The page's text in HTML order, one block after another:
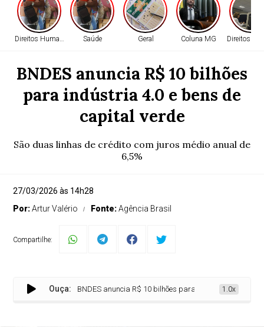
Direitos Humanos Saúde Geral Coluna MG Direitos
BNDES anuncia R$ 10 bilhões
para indústria 4.0 e bens de
capital verde
São duas linhas de crédito com juros médio anual de
6,5%
27/03/2026 às 14h28
Por:Artur Valério Fonte:Agência Brasil
Compartilhe:
Ouça:BNDES anuncia R$ 10 bilhões para indústria 4.0 e bens de
1.0x